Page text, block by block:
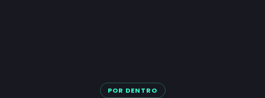
POR DENTRO